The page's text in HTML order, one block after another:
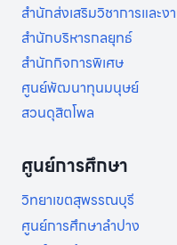
สำนักส่งเสริมวิชาการและง
สำนักบริหารกลยุทธ์
สำนักกิจการพิเศษ
ศูนย์พัฒนาทุนมนุษย์
สวนดุสิตโพล
ศูนย์การศึกษา
วิทยาเขตสุพรรณบุรี
ศูนย์การศึกษาลำปาง